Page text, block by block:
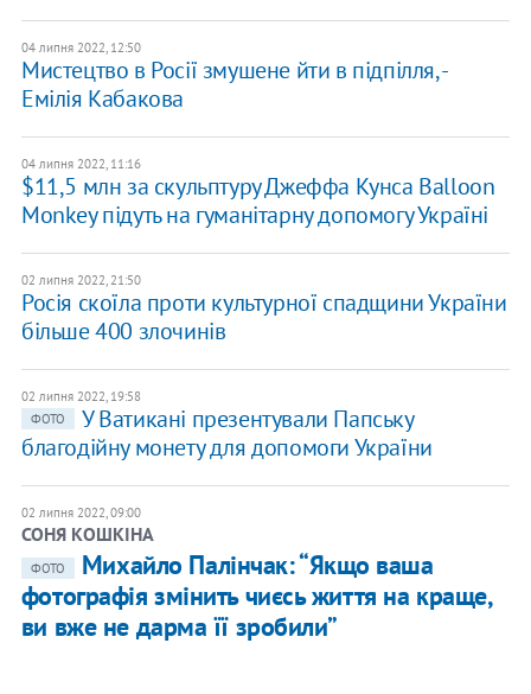
04 липня 2022, 12:50
Мистецтво в Росії змушене йти в підпілля, -
Емілія Кабакова
04 липня 2022, 11:16
$11,5 млн за скульптуру Джеффа Кунса Balloon
Monkey пiдуть на гуманітарну допомогу Україні
02 липня 2022, 21:50
Росія скоїла проти культурної спадщини України
більше 400 злочинів
02 липня 2022, 19:58
ФОТО
У Ватикані презентували Папську
благодійну монету для допомоги України
02 липня 2022, 09:00
СОНЯ КОШКІНА
ФОТО
Михайло Палінчак: “Якщо ваша
фотографія змінить чиєсь життя на краще,
ви вже не дарма її зробили”